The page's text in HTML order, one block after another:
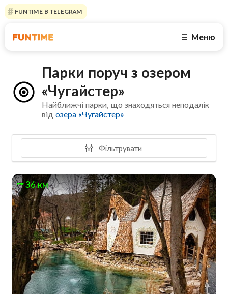
FUNTIME В TELEGRAM
☰ Меню
Парки поруч з озером
«Чугайстер»
Найближчі парки, що знаходяться неподалік
відозера «Чугайстер»
Фільтрувати
36 км